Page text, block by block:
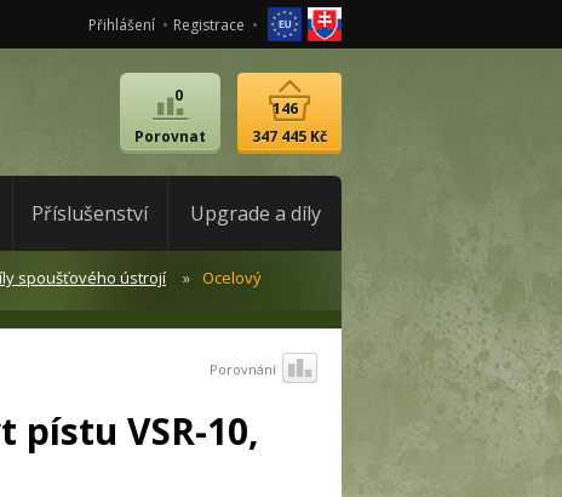
Přihlášení Registrace
Porovnat
0
347 445 Kč
146
Příslušenství Upgrade a díly
spoušťového ústrojí
Ocelový
Porovnání
pístu VSR-10,